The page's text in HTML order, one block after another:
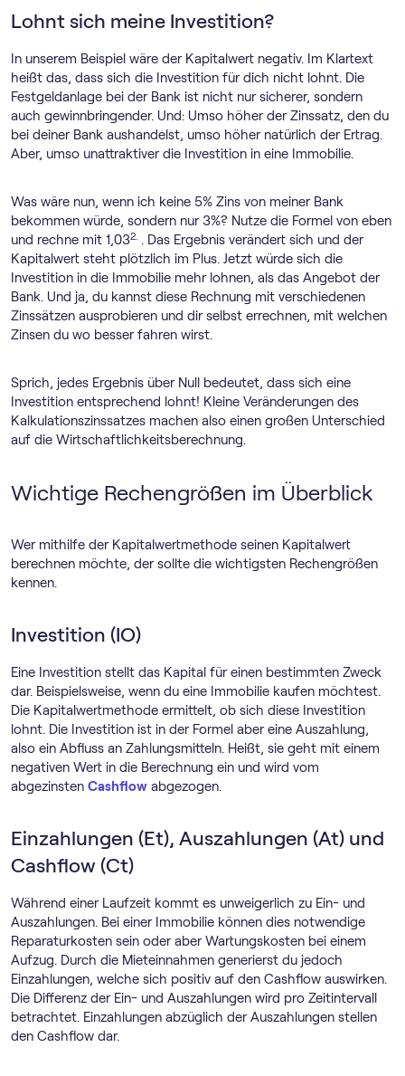
Lohnt sich meine Investition?
In unserem Beispiel wäre der Kapitalwert negativ. Im Klartext
heißt das, dass sich die Investition für dich nicht lohnt. Die
Festgeldanlage bei der Bank ist nicht nur sicherer, sondern
auch gewinnbringender. Und: Umso höher der Zinssatz, den du
bei deiner Bank aushandelst, umso höher natürlich der Ertrag.
Aber, umso unattraktiver die Investition in eine Immobilie.
Was wäre nun, wenn ich keine 5% Zins von meiner Bank
bekommen würde, sondern nur 3%? Nutze die Formel von eben
und rechne mit 1,032. . Das Ergebnis verändert sich und der
Kapitalwert steht plötzlich im Plus. Jetzt würde sich die
Investition in die Immobilie mehr lohnen, als das Angebot der
Bank. Und ja, du kannst diese Rechnung mit verschiedenen
Zinssätzen ausprobieren und dir selbst errechnen, mit welchen
Zinsen du wo besser fahren wirst.
Sprich, jedes Ergebnis über Null bedeutet, dass sich eine
Investition entsprechend lohnt! Kleine Veränderungen des
Kalkulationszinssatzes machen also einen großen Unterschied
auf die Wirtschaftlichkeitsberechnung.
Wichtige Rechengrößen im Überblick
Wer mithilfe der Kapitalwertmethode seinen Kapitalwert
berechnen möchte, der sollte die wichtigsten Rechengrößen
kennen.
Investition (IO)
Eine Investition stellt das Kapital für einen bestimmten Zweck
dar. Beispielsweise, wenn du eine Immobilie kaufen möchtest.
Die Kapitalwertmethode ermittelt, ob sich diese Investition
lohnt. Die Investition ist in der Formel aber eine Auszahlung,
also ein Abfluss an Zahlungsmitteln. Heißt, sie geht mit einem
negativen Wert in die Berechnung ein und wird vom
abgezinsten Cashflow abgezogen.
Einzahlungen (Et), Auszahlungen (At) und
Cashflow (Ct)
Während einer Laufzeit kommt es unweigerlich zu Ein- und
Auszahlungen. Bei einer Immobilie können dies notwendige
Reparaturkosten sein oder aber Wartungskosten bei einem
Aufzug. Durch die Mieteinnahmen generierst du jedoch
Einzahlungen, welche sich positiv auf den Cashflow auswirken.
Die Differenz der Ein- und Auszahlungen wird pro Zeitintervall
betrachtet. Einzahlungen abzüglich der Auszahlungen stellen
den Cashflow dar.